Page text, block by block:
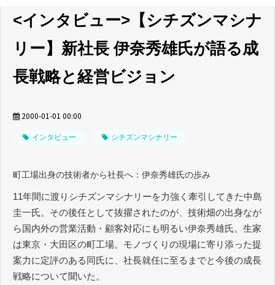
<インタビュー>【シチズンマシナ
リー】新社長 伊奈秀雄氏が語る成
長戦略と経営ビジョン
2000-01-01 00:00
インタビュー シチズンマシナリー
町工場出身の技術者から社長へ：伊奈秀雄氏の歩み
11年間に渡りシチズンマシナリーを力強く牽引してきた中島
圭一氏。その後任として抜擢されたのが、技術畑の出身なが
ら国内外の営業活動・顧客対応にも明るい伊奈秀雄氏。生家
は東京・大田区の町工場。モノづくりの現場に寄り添った提
案力に定評のある同氏に、社長就任に至るまでと今後の成長
戦略について聞いた。